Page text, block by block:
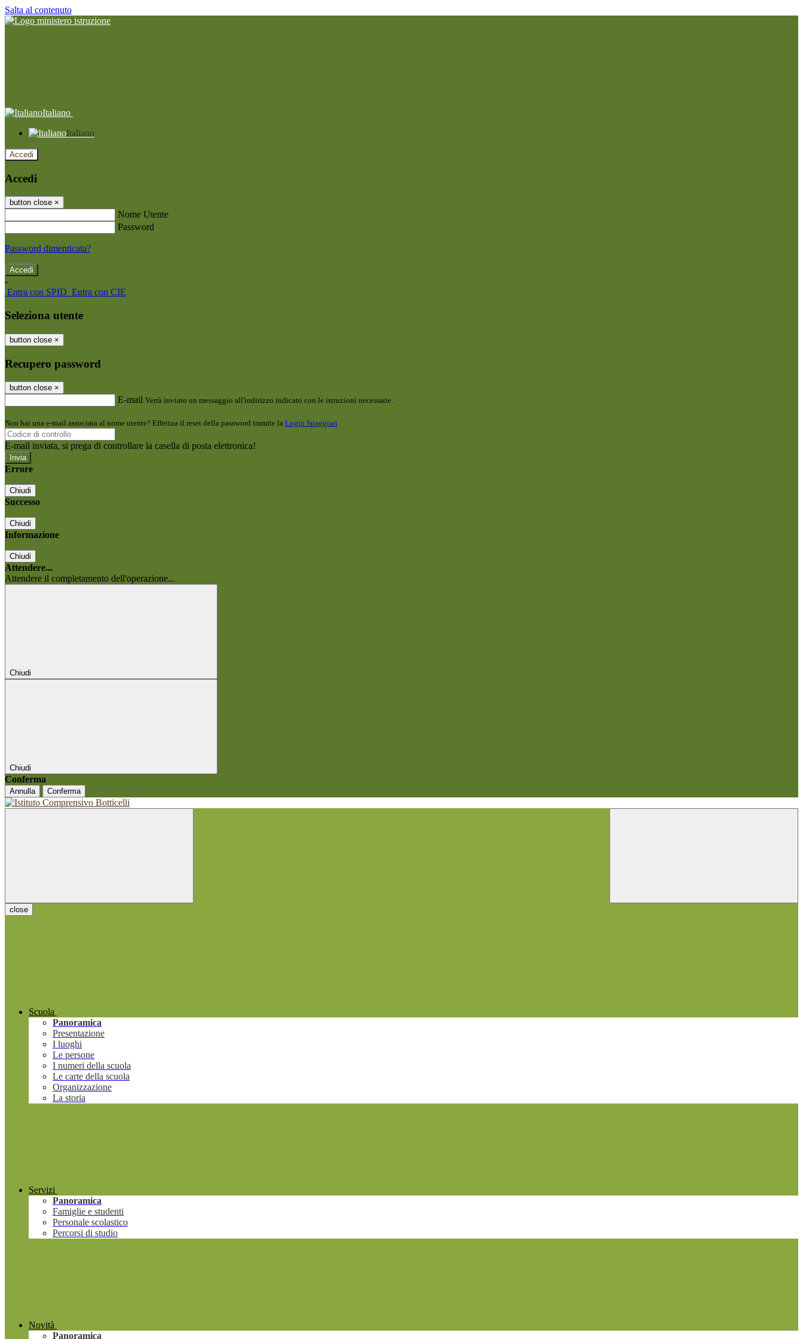
Salta al contenuto
Italiano
Italiano
Accedi
Accedi
button close ×
Nome Utente
Password
Password dimenticata?
-
Entra con SPID Entra con CIE
Seleziona utente
button close ×
Recupero password
button close ×
E-mail Verrà inviato un messaggio all'indirizzo indicato con le istruzioni necessarie.
Non hai una e-mail associata al nome utente? Effettua il reset della password tramite la Login Spaggiari
E-mail inviata, si prega di controllare la casella di posta elettronica!
Errore
Chiudi
Successo
Chiudi
Informazione
Chiudi
Attendere...
Attendere il completamento dell'operazione...
Chiudi
Chiudi
Conferma
Annulla Conferma
close
Scuola
Panoramica
Presentazione
I luoghi
Le persone
I numeri della scuola
Le carte della scuola
Organizzazione
La storia
Servizi
Panoramica
Famiglie e studenti
Personale scolastico
Percorsi di studio
Novità
Panoramica